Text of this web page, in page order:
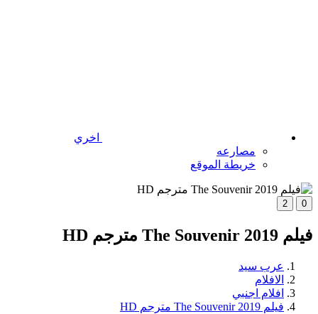
اخري
مصارعه
خريطة الموقع
0
2
فيلم The Souvenir 2019 مترجم HD
عرب سيد
الافلام
افلام اجنبي
فيلم The Souvenir 2019 مترجم HD